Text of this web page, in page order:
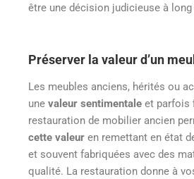
être une décision judicieuse à long
Préserver la valeur d’un
Les meubles anciens, hérités ou
une valeur sentimentale et parfois
restauration de mobilier ancien
cette valeur en remettant en état
et souvent fabriquées avec des
qualité. La restauration donne à